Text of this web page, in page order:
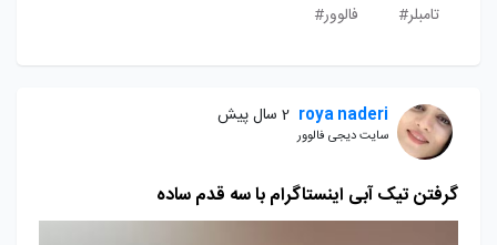
تامبلر# فالوور#
roya naderi 2 سال پیش
سایت دیجی فالوور
گرفتن تیک آبی اینستاگرام با سه قدم ساده